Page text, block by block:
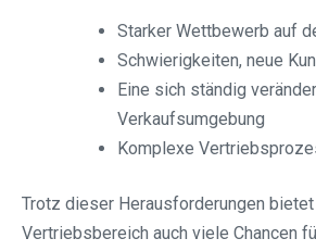
Starker Wettbewerb auf
Schwierigkeiten, neue
Eine sich ständig
Verkaufsumgebung
Komplexe
Trotz dieser Herausforderungen
Vertriebsbereich auch viele Chancen